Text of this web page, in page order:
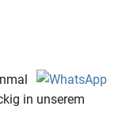
in unserem